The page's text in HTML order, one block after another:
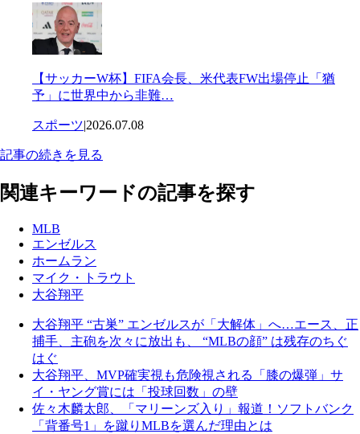
【サッカーW杯】FIFA会長、米代表FW出場停止「猶
予」に世界中から非難…
スポーツ|2026.07.08
記事の続きを見る
関連キーワードの記事を探す
MLB
エンゼルス
ホームラン
マイク・トラウト
大谷翔平
大谷翔平 “古巣” エンゼルスが「大解体」へ…エース、正
捕手、主砲を次々に放出も、 “MLBの顔” は残存のちぐ
はぐ
大谷翔平、MVP確実視も危険視される「膝の爆弾」サ
イ・ヤング賞には「投球回数」の壁
佐々木麟太郎、「マリーンズ入り」報道！ソフトバンク
「背番号1」を蹴りMLBを選んだ理由とは